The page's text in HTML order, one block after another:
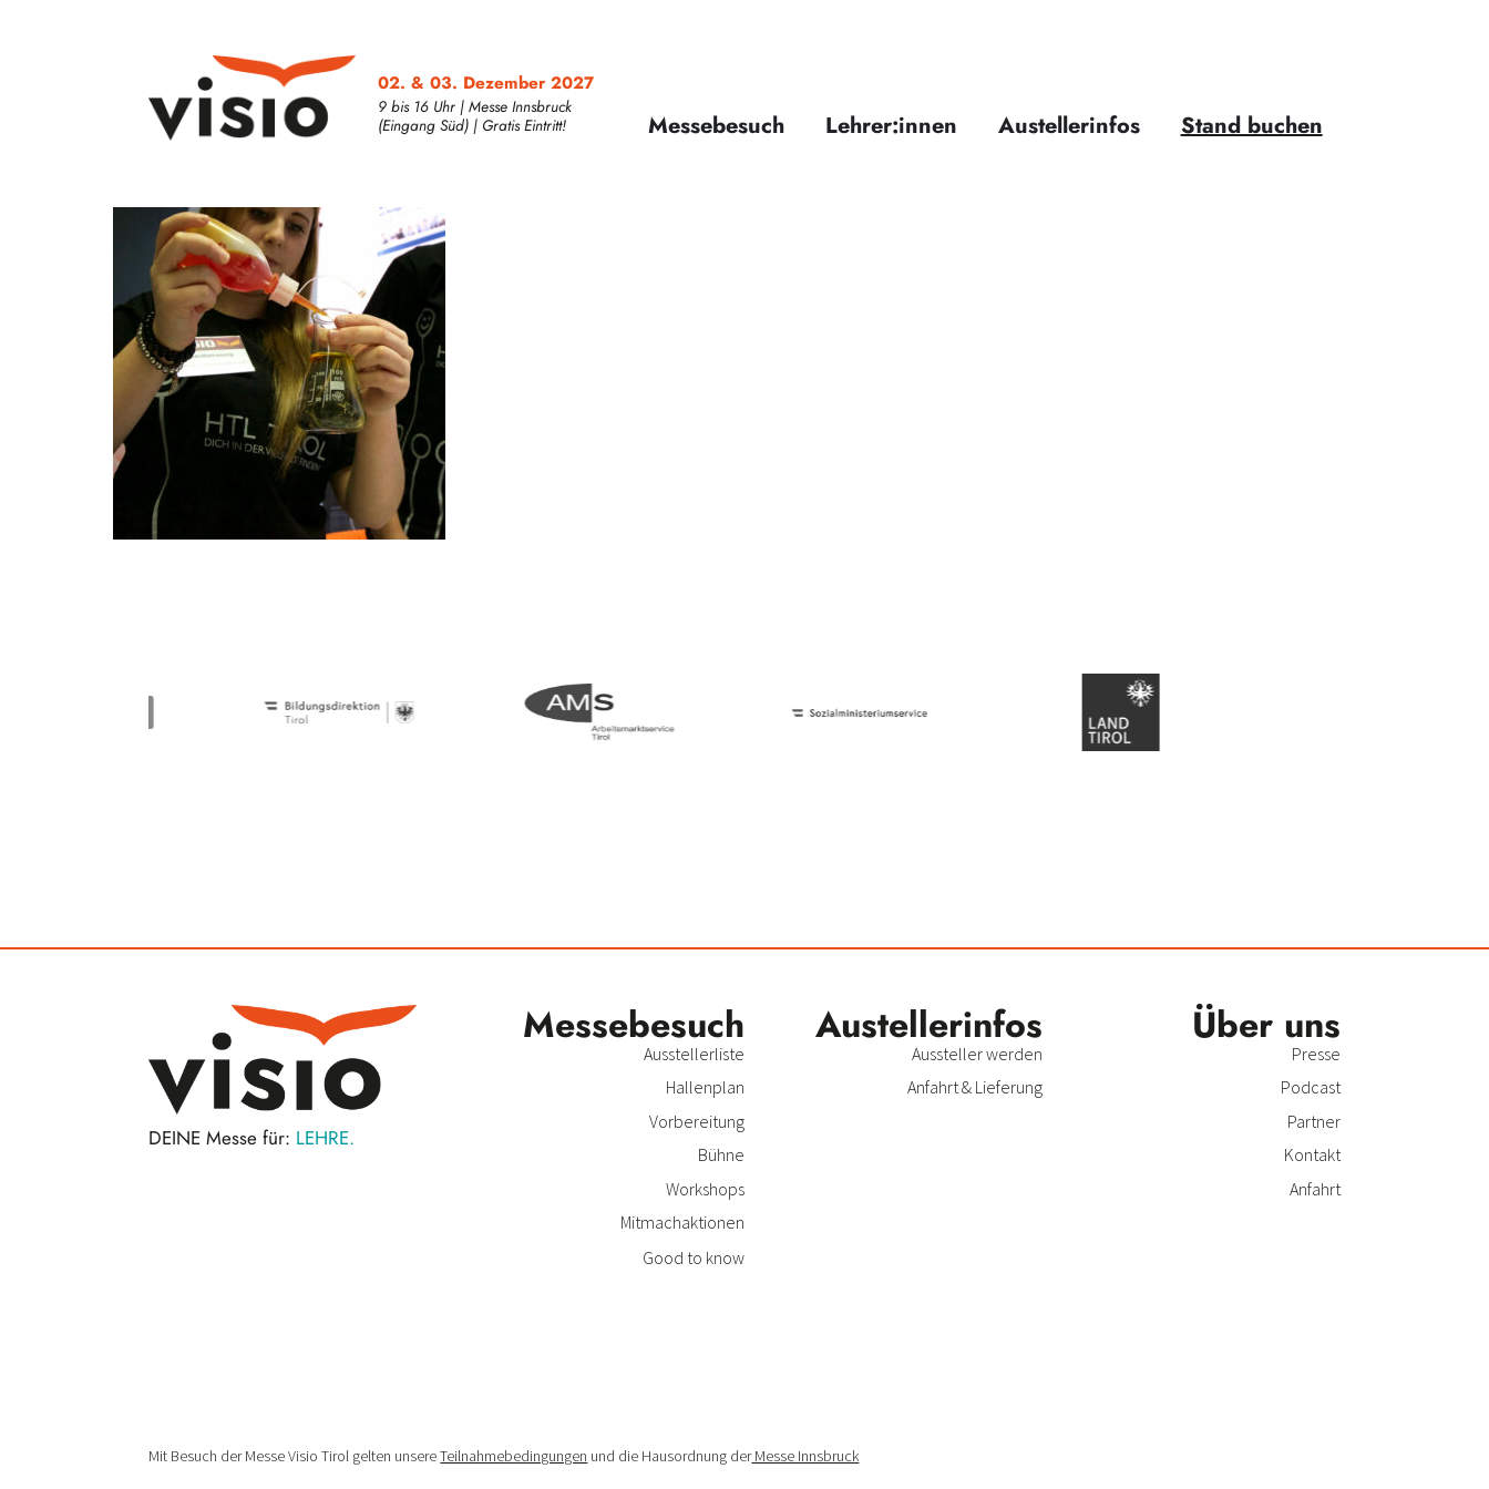
02. & 03. Dezember 2027
9 bis 16 Uhr | Messe Innsbruck
(Eingang Süd) | Gratis Eintritt!
Messebesuch Lehrer:innen Austellerinfos Stand buchen
DEINE Messe für: LEHRE.
BERUF.
Messe­besuch
Ausstellerliste
Hallenplan
Vorbereitung
Bühne
Workshops
Mitmachaktionen
Good to know
Austeller­infos
Aussteller werden
Anfahrt & Lieferung
Über uns
Presse
Podcast
Partner
Kontakt
Anfahrt
Mit Besuch der Messe Visio Tirol gelten unsereTeilnahmebedingungen und die Hausordnung derMesse Innsbruck